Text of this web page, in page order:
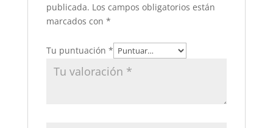
publicada. Los campos obligatorios están
marcados con *
Tu puntuación *